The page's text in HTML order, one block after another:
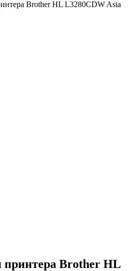
Brother HL L3280CDW Asia
принтера Brother HL